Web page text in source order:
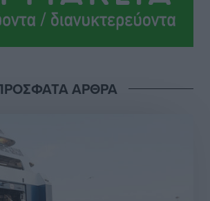
από το Πανελλήνιο
προετοιμασία και επιστροφή
ώρες
ΑΡΘΡΑ